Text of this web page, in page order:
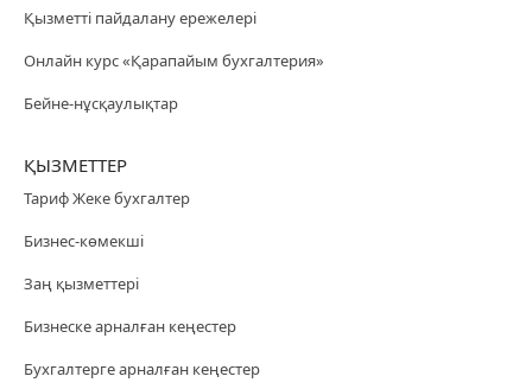
Қызметті пайдалану ережелері
Онлайн курс «Қарапайым бухгалтерия»
Бейне-нұсқаулықтар
ҚЫЗМЕТТЕР
Тариф Жеке бухгалтер
Бизнес-көмекші
Заң қызметтері
Бизнеске арналған кеңестер
Бухгалтерге арналған кеңестер